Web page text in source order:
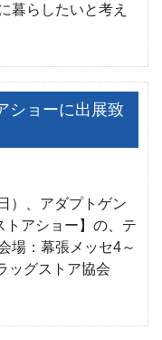
暮らしたいと考え
ショーに出展致
）、アダプトゲン
トアショー】の、テ
場：幕張メッセ4～
ッグストア協会